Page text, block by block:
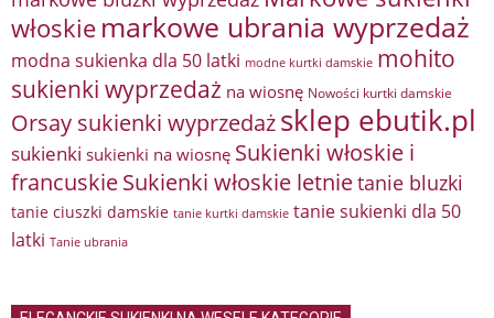
włoskie markowe ubrania wyprzedaż
modna sukienka dla 50 latki modne kurtki damskie mohito
sukienki wyprzedaż na wiosnę Nowości kurtki damskie
Orsay sukienki wyprzedażsklep ebutik.pl
sukienki sukienki na wiosnę Sukienki włoskie i
francuskieSukienki włoskie letnietanie bluzki
tanie ciuszki damskie tanie kurtki damskie tanie sukienki dla 50
latki Tanie ubrania